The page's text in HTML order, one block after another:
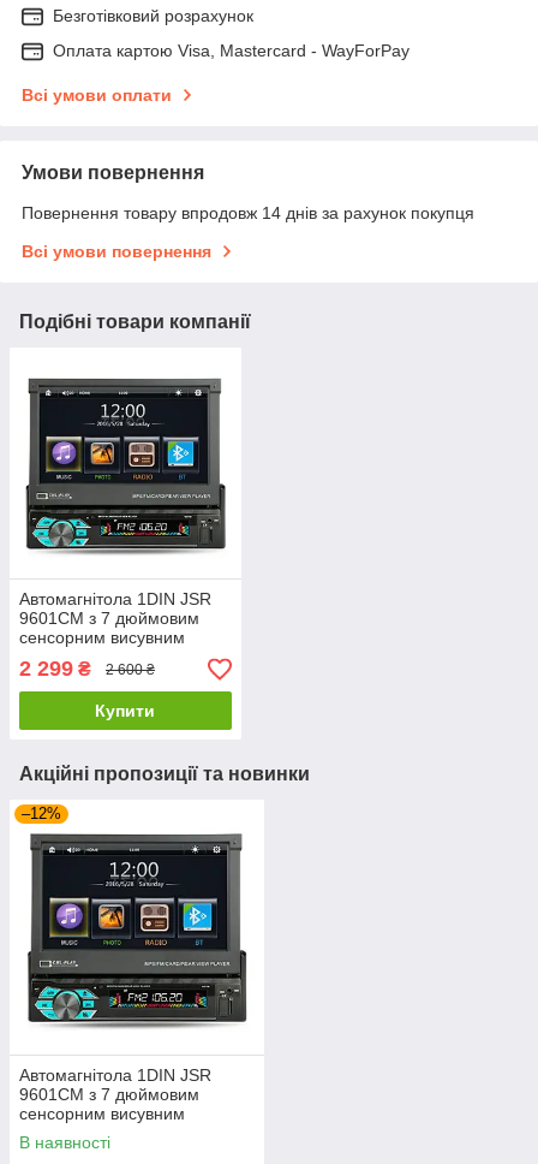
Безготівковий розрахунок
Оплата картою Visa, Mastercard - WayForPay
Всі умови оплати
Умови повернення
Повернення товару впродовж 14 днів за рахунок покупця
Всі умови повернення
Подібні товари компанії
Автомагнітола 1DIN JSR
9601CM з 7 дюймовим
сенсорним висувним
екраном, підтримкою USB,
miniSD, Bluetooth
2 299 ₴ 2 600 ₴
Купити
Акційні пропозиції та новинки
–12%
Автомагнітола 1DIN JSR
9601CM з 7 дюймовим
сенсорним висувним
екраном, підтримкою USB,
miniSD, Bluetooth
В наявності